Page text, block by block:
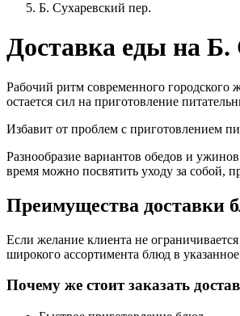
Б. Сухаревский пер.
Доставка еды на Б.
Рабочий ритм современного городского
остается сил на приготовление
Избавит от проблем с приготовлением
Разнообразие вариантов обедов и
время можно посвятить уходу за собой,
Преимущества доставки
Если желание клиента не
широкого ассортимента блюд в
Почему же стоит заказать